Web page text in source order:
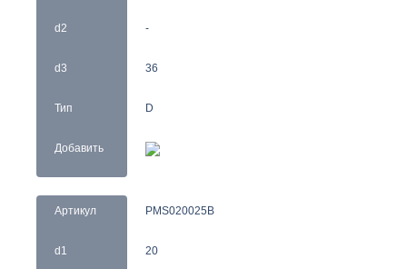
d2
d3
Тип
Добавить
-
36
D
Артикул
d1
PMS020025B
20